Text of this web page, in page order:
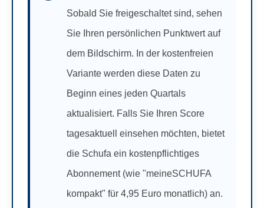
Sobald Sie freigeschaltet sind, sehen
Sie Ihren persönlichen Punktwert auf
dem Bildschirm. In der kostenfreien
Variante werden diese Daten zu
Beginn eines jeden Quartals
aktualisiert. Falls Sie Ihren Score
tagesaktuell einsehen möchten, bietet
die Schufa ein kostenpflichtiges
Abonnement (wie "meineSCHUFA
kompakt" für 4,95 Euro monatlich) an.